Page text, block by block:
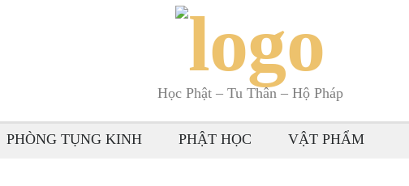
Học Phật – Tu Thân – Hộ Pháp
PHÒNG TỤNG KINH PHẬT HỌC VẬT PHẨM